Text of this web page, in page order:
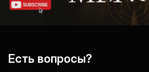
Есть вопросы?